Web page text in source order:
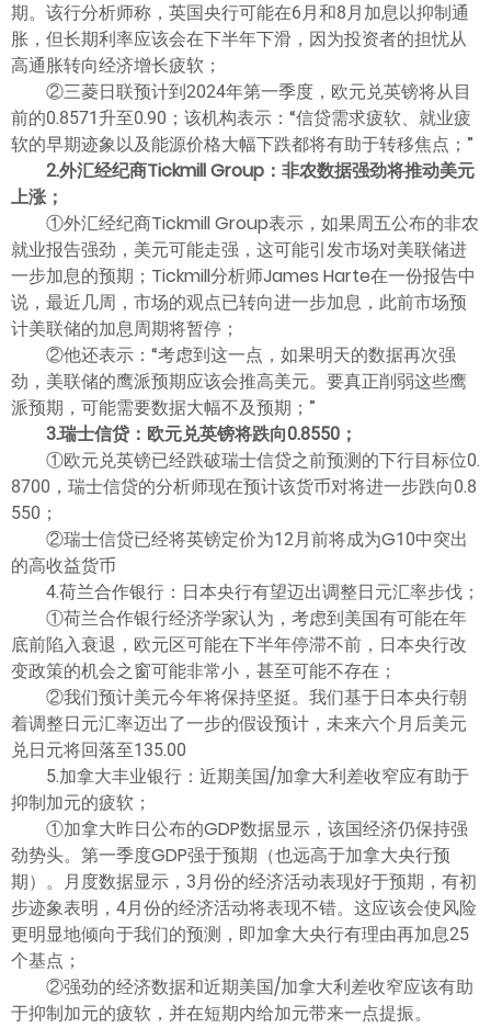
期。该行分析师称，英国央行可能在6月和8月加息以抑制通
胀，但长期利率应该会在下半年下滑，因为投资者的担忧从
高通胀转向经济增长疲软；
②三菱日联预计到2024年第一季度，欧元兑英镑将从目
前的0.8571升至0.90；该机构表示：“信贷需求疲软、就业疲
软的早期迹象以及能源价格大幅下跌都将有助于转移焦点；”
2.外汇经纪商Tickmill Group：非农数据强劲将推动美元
上涨；
①外汇经纪商Tickmill Group表示，如果周五公布的非农
就业报告强劲，美元可能走强，这可能引发市场对美联储进
一步加息的预期；Tickmill分析师James Harte在一份报告中
说，最近几周，市场的观点已转向进一步加息，此前市场预
计美联储的加息周期将暂停；
②他还表示：“考虑到这一点，如果明天的数据再次强
劲，美联储的鹰派预期应该会推高美元。要真正削弱这些鹰
派预期，可能需要数据大幅不及预期；”
3.瑞士信贷：欧元兑英镑将跌向0.8550；
①欧元兑英镑已经跌破瑞士信贷之前预测的下行目标位0.
8700，瑞士信贷的分析师现在预计该货币对将进一步跌向0.8
550；
②瑞士信贷已经将英镑定价为12月前将成为G10中突出
的高收益货币
4.荷兰合作银行：日本央行有望迈出调整日元汇率步伐；
①荷兰合作银行经济学家认为，考虑到美国有可能在年
底前陷入衰退，欧元区可能在下半年停滞不前，日本央行改
变政策的机会之窗可能非常小，甚至可能不存在；
②我们预计美元今年将保持坚挺。我们基于日本央行朝
着调整日元汇率迈出了一步的假设预计，未来六个月后美元
兑日元将回落至135.00
5.加拿大丰业银行：近期美国/加拿大利差收窄应有助于
抑制加元的疲软；
①加拿大昨日公布的GDP数据显示，该国经济仍保持强
劲势头。第一季度GDP强于预期（也远高于加拿大央行预
期）。月度数据显示，3月份的经济活动表现好于预期，有初
步迹象表明，4月份的经济活动将表现不错。这应该会使风险
更明显地倾向于我们的预测，即加拿大央行有理由再加息25
个基点；
②强劲的经济数据和近期美国/加拿大利差收窄应该有助
于抑制加元的疲软，并在短期内给加元带来一点提振。